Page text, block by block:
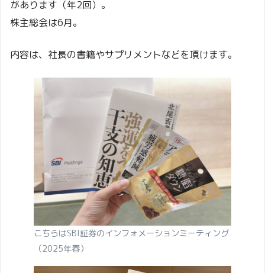
があります（年2回）。
株主総会は6月。
内容は、社長の書籍やサプリメントなどを頂けます。
こちらはSBI証券のインフォメーションミーティング
（2025年春）